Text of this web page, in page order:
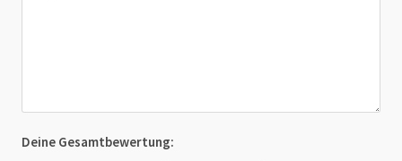
Deine Gesamtbewertung: